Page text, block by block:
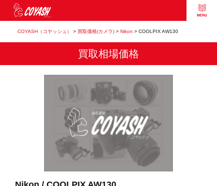
COYASH（コヤッシュ） > 買取価格(カメラ)> Nikon > COOLPIX AW130
買取相場価格